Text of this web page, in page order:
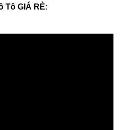
Tô GIÁ RẺ: